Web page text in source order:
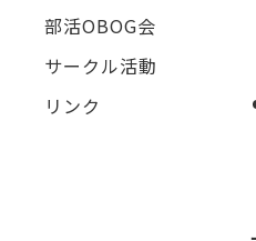
部活OBOG会
サークル活動
リンク